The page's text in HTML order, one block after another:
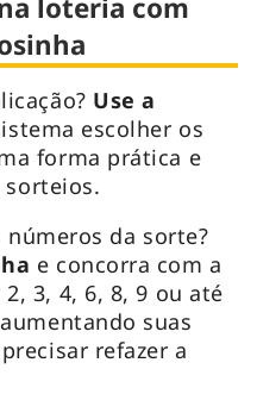
loteria com
Use a
escolher os
forma prática e
da sorte?
e concorra com a
3, 4, 6, 8, 9 ou até
suas
refazer a